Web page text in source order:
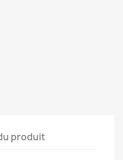
produit